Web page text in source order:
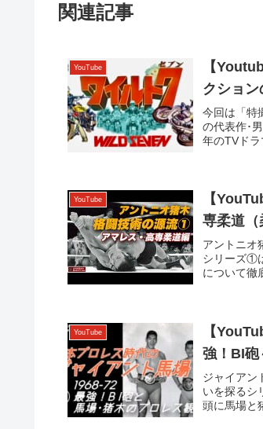
関連記事
YouTube
【
クション
今回は「特
の代表作･
年のTVド
YouTube
【
専柔道
アントニオ
シリーズ①
について徹
YouTube
【
強！BI砲
ジャイアン
いを探るシ
頭に馬場と